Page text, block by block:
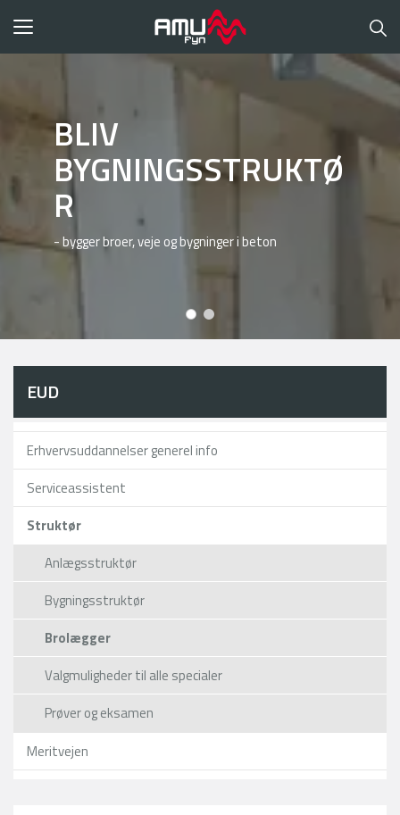
Toggle
BLIV
BYGNINGSSTRUKTØ
R
- bygger broer, veje og bygninger i beton
ANLÆGSSTRUKTØR
ER
- arbejder bl.a. med belægning og kloak
EUD
Erhvervsuddannelser generel info
Serviceassistent
Struktør
Anlægsstruktør
Bygningsstruktør
Brolægger
Valgmuligheder til alle specialer
Prøver og eksamen
Meritvejen